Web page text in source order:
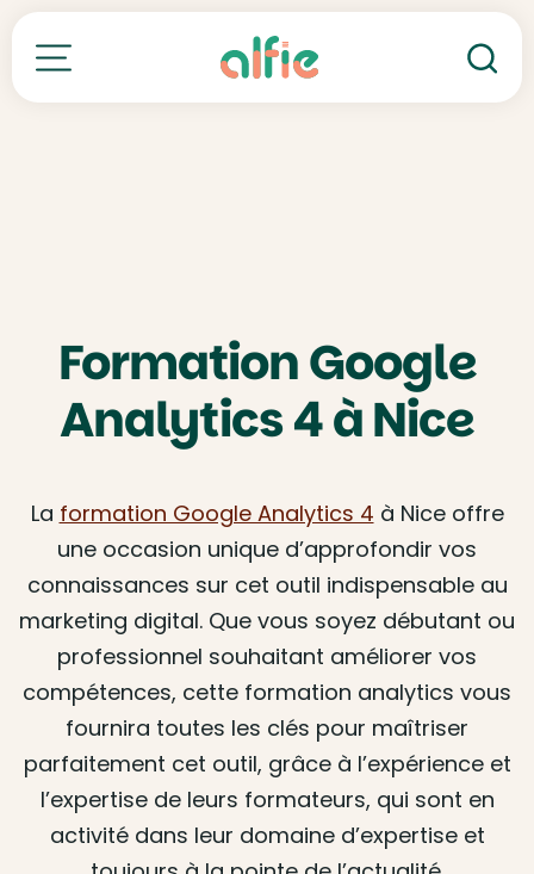
Toutes nos formations
Formation Google
Analytics 4 à Nice
La formation Google Analytics 4 à Nice offre
une occasion unique d’approfondir vos
connaissances sur cet outil indispensable au
marketing digital. Que vous soyez débutant ou
professionnel souhaitant améliorer vos
compétences, cette formation analytics vous
fournira toutes les clés pour maîtriser
parfaitement cet outil, grâce à l’expérience et
l’expertise de leurs formateurs, qui sont en
activité dans leur domaine d’expertise et